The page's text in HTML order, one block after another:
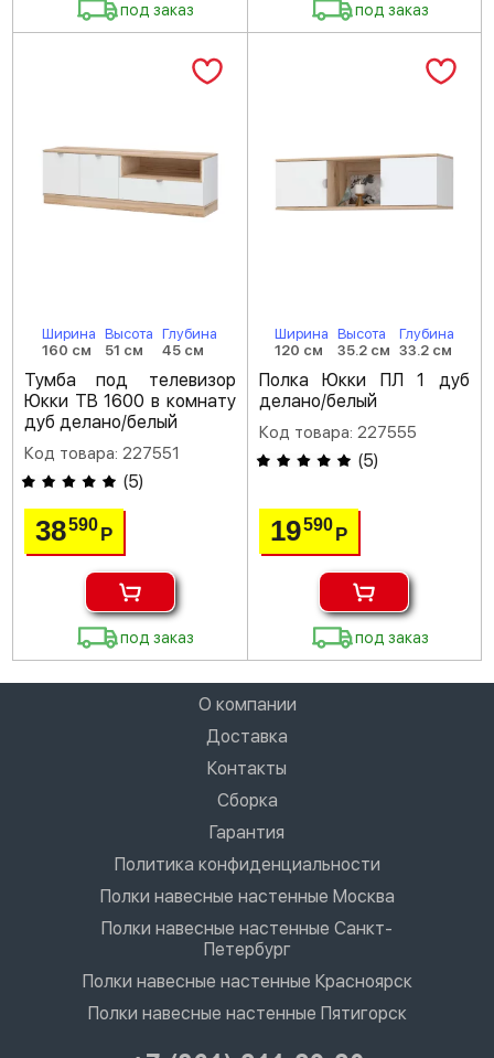
под заказ под заказ
Ширина
160 см
Высота
51 см
Глубина
45 см
Тумба под телевизор
Юкки ТВ 1600 в комнату
дуб делано/белый
Код товара: 227551
(5)
38590Р
под заказ
Ширина
120 см
Высота
35.2 см
Глубина
33.2 см
Полка Юкки ПЛ 1 дуб
делано/белый
Код товара: 227555
(5)
19590 Р
под заказ
О компании
Доставка
Контакты
Сборка
Гарантия
Политика конфиденциальности
Полки навесные настенные Москва
Полки навесные настенные Санкт-
Петербург
Полки навесные настенные Красноярск
Полки навесные настенные Пятигорск